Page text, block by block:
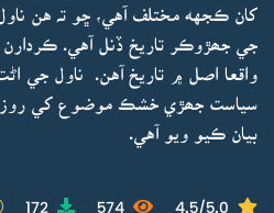
کان ڪجهه مختلف آهي، ڇو تہ هن
جي جھڙوڪر تاريخ ڏنل آهي. ڪردارن
واقعا اصل ۾ تاريخ آهن. ناول جي
سياست جھڙي خشڪ موضوع کي
بيان ڪيو ويو آهي.
4.5/5.0
574
172